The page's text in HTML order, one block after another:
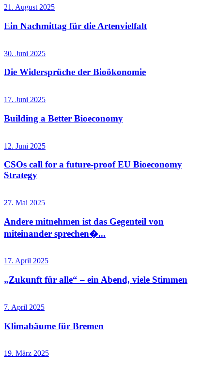
21. August 2025
Ein Nachmittag für die Artenvielfalt
30. Juni 2025
Die Widersprüche der Bioökonomie
17. Juni 2025
Building a Better Bioeconomy
12. Juni 2025
CSOs call for a future-proof EU Bioeconomy
Strategy
27. Mai 2025
Andere mitnehmen ist das Gegenteil von
miteinander sprechen�...
17. April 2025
„Zukunft für alle“ – ein Abend, viele Stimmen
7. April 2025
Klimabäume für Bremen
19. März 2025